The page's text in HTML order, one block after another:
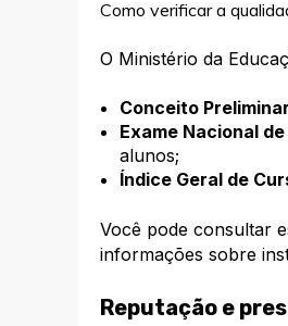
Como verificar a
O Ministério da
Conceito
Exame Nacional
alunos;
Índice Geral de
Você pode consultar
informações sobre
Reputação e